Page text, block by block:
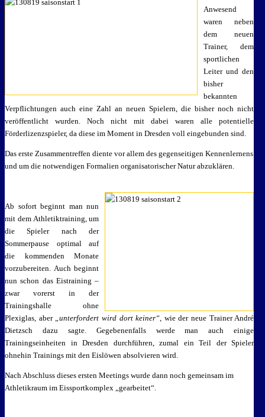
Anwesend
waren neben
dem neuen
Trainer, dem
sportlichen
Leiter und den
bisher
bekannten
Verpflichtungen auch eine Zahl an neuen Spielern, die bisher noch nicht
veröffentlicht wurden. Noch nicht mit dabei waren alle potentielle
Förderlizenzspieler, da diese im Moment in Dresden voll eingebunden sind.
Das erste Zusammentreffen diente vor allem des gegenseitigen Kennenlernens
und um die notwendigen Formalien organisatorischer Natur abzuklären.
Ab sofort beginnt man nun
mit dem Athletiktraining, um
die Spieler nach der
Sommerpause optimal auf
die kommenden Monate
vorzubereiten. Auch beginnt
nun schon das Eistraining –
zwar vorerst in der
Trainingshalle ohne
Plexiglas, aber „unterfordert wird dort keiner“, wie der neue Trainer André
Dietzsch dazu sagte. Gegebenenfalls werde man auch einige
Trainingseinheiten in Dresden durchführen, zumal ein Teil der Spieler
ohnehin Trainings mit den Eislöwen absolvieren wird.
Nach Abschluss dieses ersten Meetings wurde dann noch gemeinsam im
Athletikraum im Eissportkomplex „gearbeitet“.